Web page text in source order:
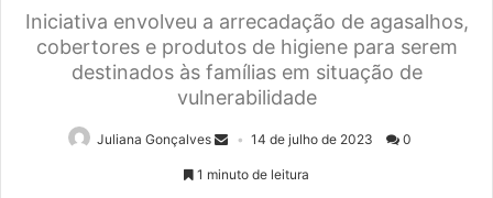
Iniciativa envolveu a arrecadação de agasalhos,
cobertores e produtos de higiene para serem
destinados às famílias em situação de
vulnerabilidade
Juliana Gonçalves 14 de julho de 2023 0
1 minuto de leitura